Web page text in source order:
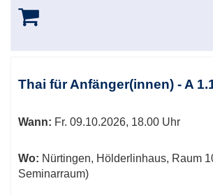
Thai für Anfänger(innen) - A
Wann: Fr. 09.10.2026, 18.00 Uhr
Wo: Nürtingen, Hölderlinhaus, Raum
Seminarraum)